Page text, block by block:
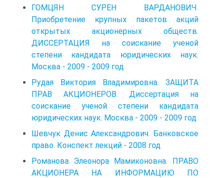
ГОМЦЯН СУРЕН ВАРДАНОВИЧ.
Приобретение крупных пакетов акций
открытых акционерных обществ.
ДИССЕРТАЦИЯ на соискание ученой
степени кандидата юридических наук.
Москва - 2009 - 2009 год
Рудая Виктория Владимировна. ЗАЩИТА
ПРАВ АКЦИОНЕРОВ. Диссертация на
соискание ученой степени кандидата
юридических наук. Москва - 2009 - 2009 год
Шевчук Денис Александрович. Банковское
право. Конспект лекций - 2008 год
Романова Элеонора Мамиконовна. ПРАВО
АКЦИОНЕРА НА ИНФОРМАЦИЮ ПО